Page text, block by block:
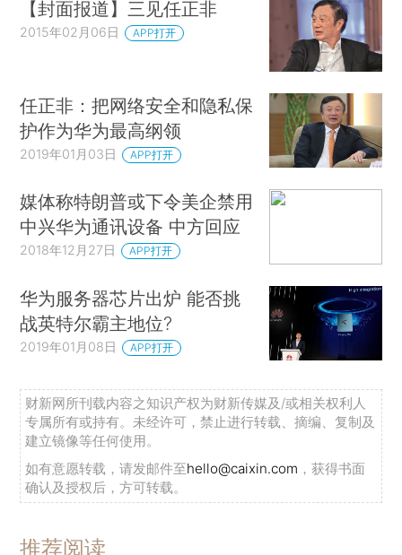
【封面报道】三见任正非
2015年02月06日 APP打开
任正非：把网络安全和隐私保
护作为华为最高纲领
2019年01月03日 APP打开
媒体称特朗普或下令美企禁用
中兴华为通讯设备 中方回应
2018年12月27日 APP打开
华为服务器芯片出炉 能否挑
战英特尔霸主地位?
2019年01月08日 APP打开
财新网所刊载内容之知识产权为财新传媒及/或相关权利人
专属所有或持有。未经许可，禁止进行转载、摘编、复制及
建立镜像等任何使用。
如有意愿转载，请发邮件至hello@caixin.com ，获得书面
确认及授权后，方可转载。
推荐阅读